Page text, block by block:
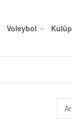
Voleybol Kulüp